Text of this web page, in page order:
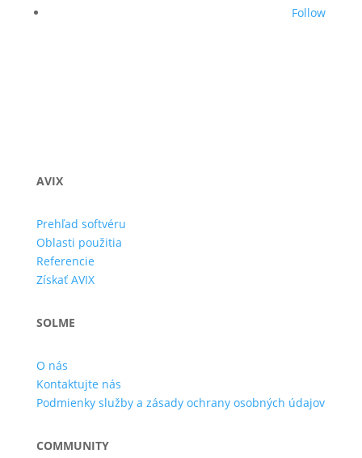
Follow
AVIX
Prehľad softvéru
Oblasti použitia
Referencie
Získať AVIX
SOLME
O nás
Kontaktujte nás
Podmienky služby a zásady ochrany osobných údajov
COMMUNITY